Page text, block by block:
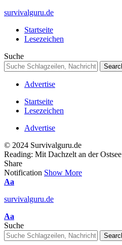
survivalguru.de
Startseite
Lesezeichen
Suche
Advertise
Startseite
Lesezeichen
Advertise
© 2024 Survivalguru.de
Reading: Mit Dachzelt an der Ostsee
Share
Notification Show More
Font
Aa
survivalguru.de
Font
Resizer
Aa
Suche